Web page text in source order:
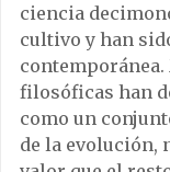
ciencia
cultivo y han
filosóficas han
como un
de la evolución,